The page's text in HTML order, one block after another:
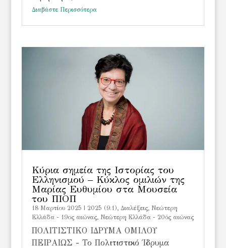
Διαβάστε Περισσότερα
Κύρια σημεία της Ιστορίας του
Ελληνισμού – Κύκλος ομιλιών της
Μαρίας Ευθυμίου στα Μουσεία
του ΠΙΟΠ
18 Μαρτίου 2025 2025 (9.1), Διαλέξεις, Νεώτερη
Ελλάδα - 19ος αιώνας, Νεώτερη Ελλάδα - 20ός αιώνας
ΠΟΛΙΤΙΣΤΙΚΟ ΙΔΡΥΜΑ ΟΜΙΛΟΥ
ΠΕΙΡΑΙΩΣ - Το Πολιτιστικό Ίδρυμα